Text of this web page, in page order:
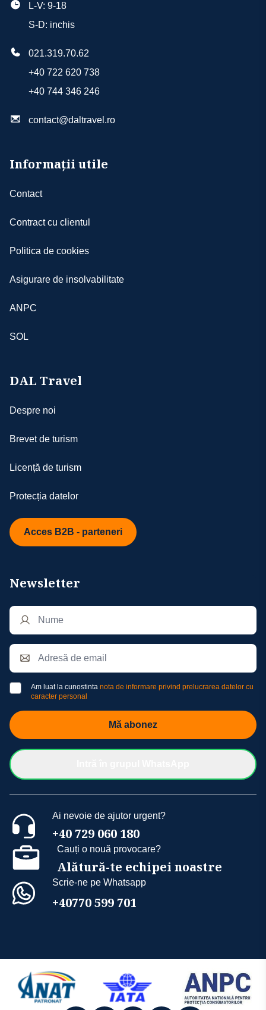
L-V: 9-18
S-D: inchis
021.319.70.62
+40 722 620 738
+40 744 346 246
contact@daltravel.ro
Informații utile
Contact
Contract cu clientul
Politica de cookies
Asigurare de insolvabilitate
ANPC
SOL
DAL Travel
Despre noi
Brevet de turism
Licență de turism
Protecția datelor
Acces B2B - parteneri
Newsletter
Am luat la cunostinta nota de informare privind prelucrarea datelor cu
caracter personal
Mă abonez
Ai nevoie de ajutor urgent?
+40 729 060 180
Cauți o nouă provocare?
Alătură-te echipei noastre
Scrie-ne pe Whatsapp
+40770 599 701